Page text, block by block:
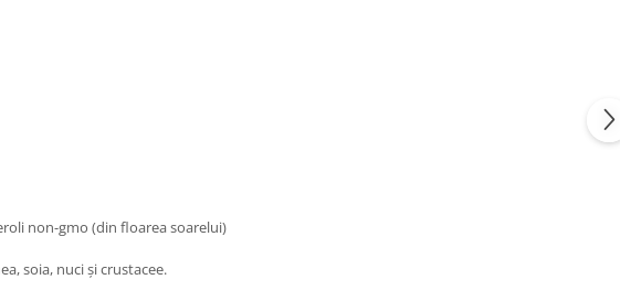
non-gmo (din floarea soarelui)
soia, nuci și crustacee.